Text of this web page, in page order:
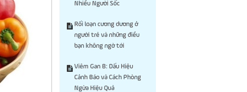
Nhiều Người Sốc
Rối loạn cương dương ở
người trẻ và những điều
bạn không ngờ tới
Viêm Gan B: Dấu Hiệu
Cảnh Báo và Cách Phòng
Ngừa Hiệu Quả